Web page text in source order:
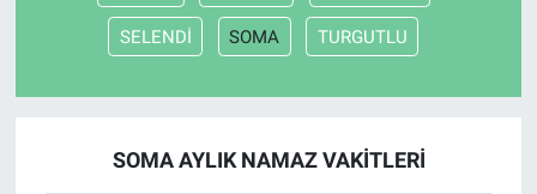
SELENDİ SOMA TURGUTLU
SOMA AYLIK NAMAZ VAKITLERI